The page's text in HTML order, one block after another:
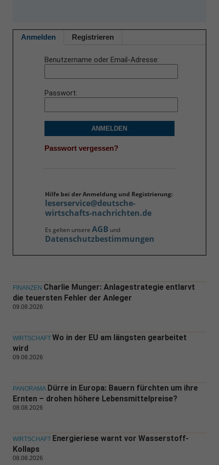
Anmelden Registrieren
Benutzername oder Email-Adresse
Passwort
ANMELDEN
Passwort vergessen?
Hilfe bei der Anmeldung und Registrierung:
leserservice@deutsche-
wirtschafts-nachrichten.de
Es gelten unsere AGB und
Datenschutzbestimmungen
FINANZEN Charlie Munger: Anlagestrategie entlarvt
die teuersten Fehler der Anleger
09.08.2026
WIRTSCHAFT Wo in der EU am längsten gearbeitet
wird
09.08.2026
PANORAMA Dürre in Europa: Bauern fürchten um ihre
Ernten – drohen höhere Lebensmittelpreise?
08.08.2026
WIRTSCHAFT Energieriese warnt vor Wasserstoff-
Kollaps
08.08.2026